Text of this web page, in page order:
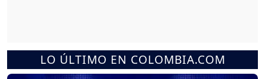
LO ÚLTIMO EN COLOMBIA.COM